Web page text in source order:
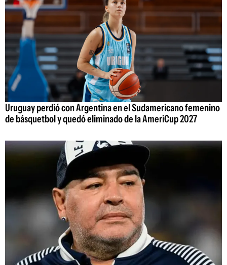
Uruguay perdió con Argentina en el Sudamericano femenino
de básquetbol y quedó eliminado de la AmeriCup 2027